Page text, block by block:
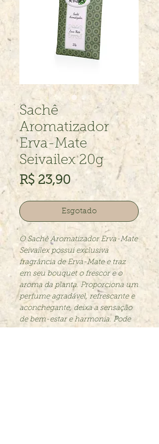
Sachê
Aromatizador
Erva-Mate
Seivailex 20g
R$ 23,90Preço
Esgotado
O Sachê Aromatizador Erva-Mate
Seivailex possui exclusiva
fragrância de Erva-Mate e traz
em seu bouquet o frescor e o
aroma da planta. Proporciona um
perfume agradável, refrescante e
aconchegante, deixa a sensação
de bem-estar e harmonia. Pode